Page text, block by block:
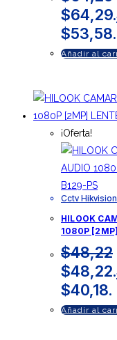
$64,29.
$53,58.
Añadir al
¡Oferta!
Cctv Hikvision
HILOOK
1080P
$48,22
$48,22.
$40,18.
Añadir al